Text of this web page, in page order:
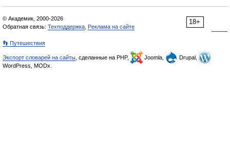
18+
© Академик, 2000-2026
Обратная связь: Техподдержка Реклама на сайте
👣 Путешествия
Экспорт словарей на сайты , сделанные на PHP, Joomla,
Drupal,
WordPress, MODx.